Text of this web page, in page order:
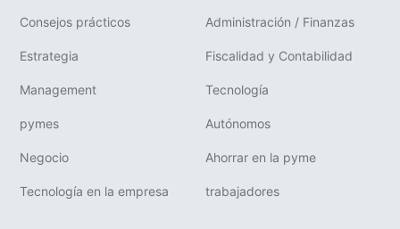
Consejos prácticos Administración / Finanzas
Estrategia Fiscalidad y Contabilidad
Management Tecnología
pymes Autónomos
Negocio Ahorrar en la pyme
Tecnología en la empresa trabajadores